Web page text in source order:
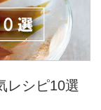
レシピ10選